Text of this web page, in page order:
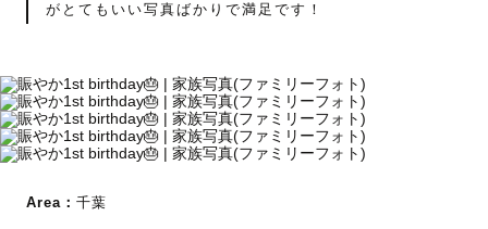
がとてもいい写真ばかりで満足です！
Area： 千葉